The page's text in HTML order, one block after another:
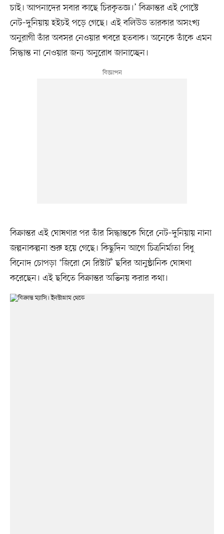
চাই। আপনাদের সবার কাছে চিরকৃতজ্ঞ।’ বিক্রান্তর এই পোস্টে
নেট–দুনিয়ায় হইচই পড়ে গেছে। এই বলিউড তারকার অসংখ্য
অনুরাগী তাঁর অবসর নেওয়ার খবরে হতবাক। অনেকে তাঁকে এমন
সিদ্ধান্ত না নেওয়ার জন্য অনুরোধ জানাচ্ছেন।
বিক্রান্তর এই ঘোষণার পর তাঁর সিদ্ধান্তকে ঘিরে নেট–দুনিয়ায় নানা
জল্পনাকল্পনা শুরু হয়ে গেছে। কিছুদিন আগে চিত্রনির্মাতা বিধু
বিনোদ চোপড়া ‘জিরো সে রিস্টার্ট’ ছবির আনুষ্ঠানিক ঘোষণা
করেছেন। এই ছবিতে বিক্রান্তর অভিনয় করার কথা।